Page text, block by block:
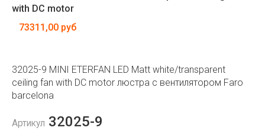
with DC motor
73311,00 руб
32025-9 MINI ETERFAN LED Matt white/transparent
ceiling fan with DC motor люстра с вентилятором Faro
barcelona
Артикул 32025-9